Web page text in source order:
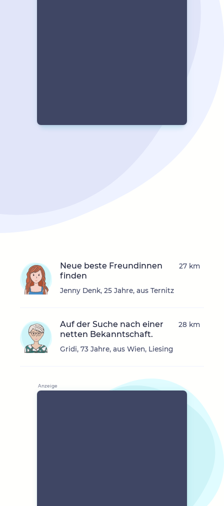
Neue beste Freundinnen
finden
Jenny Denk, 25 Jahre, aus Ternitz
27 km
Auf der Suche nach einer
netten Bekanntschaft.
Gridi, 73 Jahre, aus Wien, Liesing
28 km